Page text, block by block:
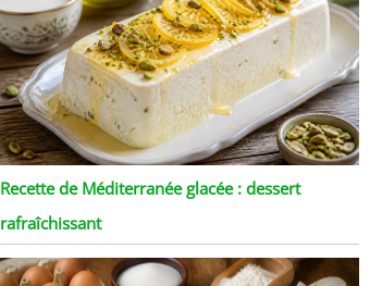
Recette de Méditerranée glacée : dessert
rafraîchissant